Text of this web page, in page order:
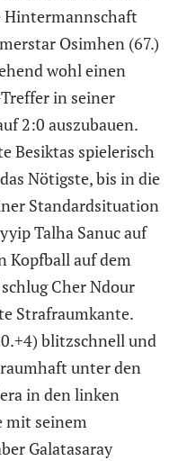
Hintermannschaft
Osimhen (67.)
wohl einen
in seiner
2:0 auszubauen.
Besiktas spielerisch
Nötigste, bis in die
Standardsituation
Talha Sanuc auf
Kopfball auf dem
Cher Ndour
Strafraumkante.
blitzschnell und
unter den
in den linken
mit seinem
Galatasaray